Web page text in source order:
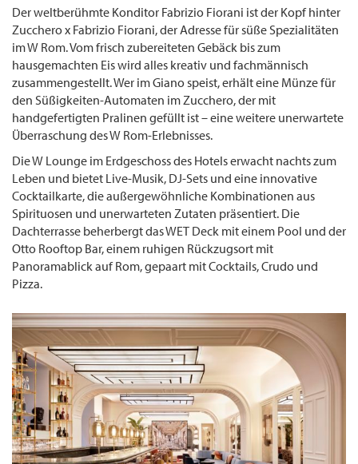
Der weltberühmte Konditor Fabrizio Fiorani ist der Kopf hinter
Zucchero x Fabrizio Fiorani, der Adresse für süße Spezialitäten
im W Rom. Vom frisch zubereiteten Gebäck bis zum
hausgemachten Eis wird alles kreativ und fachmännisch
zusammengestellt. Wer im Giano speist, erhält eine Münze für
den Süßigkeiten-Automaten im Zucchero, der mit
handgefertigten Pralinen gefüllt ist – eine weitere unerwartete
Überraschung des W Rom-Erlebnisses.
Die W Lounge im Erdgeschoss des Hotels erwacht nachts zum
Leben und bietet Live-Musik, DJ-Sets und eine innovative
Cocktailkarte, die außergewöhnliche Kombinationen aus
Spirituosen und unerwarteten Zutaten präsentiert. Die
Dachterrasse beherbergt das WET Deck mit einem Pool und der
Otto Rooftop Bar, einem ruhigen Rückzugsort mit
Panoramablick auf Rom, gepaart mit Cocktails, Crudo und
Pizza.